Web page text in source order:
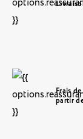
agricoles,
peut être installé en
galvanisées
Chaque rouleau
moins 2 m selon
Épaisseur des
Diamètre Extérieur :
Frais
partir